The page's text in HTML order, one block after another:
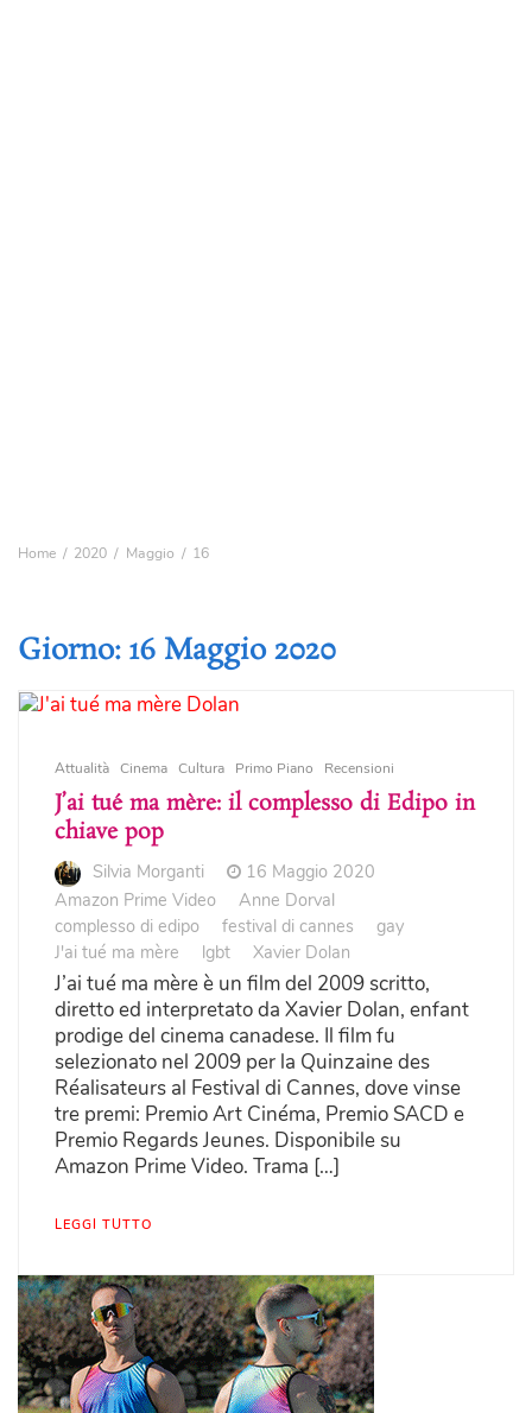
Home 2020 Maggio 16
Giorno: 16 Maggio 2020
Attualità Cinema Cultura Primo Piano Recensioni
J’ai tué ma mère: il complesso di Edipo in
chiave pop
Silvia Morganti
16 Maggio 2020
Amazon Prime Video
Anne Dorval
complesso di edipo
festival di cannes
gay
J'ai tué ma mère
lgbt Xavier Dolan
J’ai tué ma mère è un film del 2009 scritto,
diretto ed interpretato da Xavier Dolan, enfant
prodige del cinema canadese. Il film fu
selezionato nel 2009 per la Quinzaine des
Réalisateurs al Festival di Cannes, dove vinse
tre premi: Premio Art Cinéma, Premio SACD e
Premio Regards Jeunes. Disponibile su
Amazon Prime Video. Trama […]
LEGGI TUTTO